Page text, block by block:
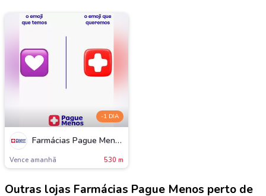
-1 DIA
Farmácias Pague Menos
Vence amanh 530 m
Outras lojas Farmácias Pague Menos perto de